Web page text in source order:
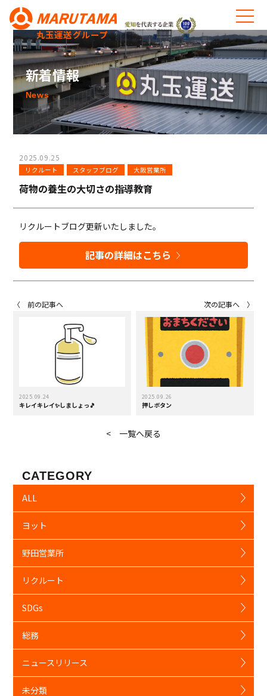
丸玉運送グループ
新着情報
News
2025.09.25
リクルート スタッフブログ 大阪営業所
荷物の養生の大切さの指導教育
リクルートブログ更新いたしました。
記事の詳細はこちら
〈 前の記事へ
2025.09.24
キレイキレイ✨しましょっ🎵
次の記事へ 〉
2025.09.26
押しボタン
< 一覧へ戻る
CATEGORY
ALL
ヨット
野田営業所
リクルート
SDGs
総務
ニュースリリース
未分類